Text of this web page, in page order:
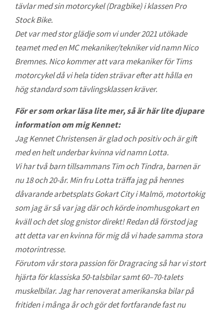
tävlar med sin motorcykel (Dragbike) i klassen Pro
Stock Bike.
Det var med stor glädje som vi under 2021 utökade
teamet med en MC mekaniker/tekniker vid namn Nico
Bremnes. Nico kommer att vara mekaniker för Tims
motorcykel då vi hela tiden strävar efter att hålla en
hög standard som tävlingsklassen kräver.
För er som orkar läsa lite mer, så är här lite djupare
information om mig Kennet:
Jag Kennet Christensen är glad och positiv ochär gift
med en helt underbar kvinna vid namn Lotta.
Vi har två barn tillsammans Tim och Tindra, barnen är
nu 18 och 20-år. Min fru Lotta träffa jag på hennes
dåvarande arbetsplats Gokart City i Malmö, motortokig
som jag är så var jag där och körde inomhusgokart en
kväll och det slog gnistor direkt! Redan då förstod jag
att detta var en kvinna för mig då vi hade samma stora
motorintresse.
Förutom vår stora passion för Dragracing så har vi stort
hjärta för klassiska 50-talsbilar samt 60–70-talets
muskelbilar. Jag har renoverat amerikanska bilar på
fritiden i många år och gör det fortfarande fast nu